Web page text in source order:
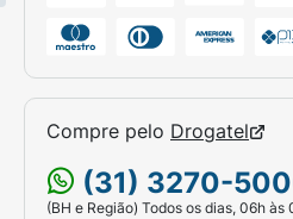
Compre pelo Drogatel
(31) 3270-
(BH e Região) Todos os dias, 06h às